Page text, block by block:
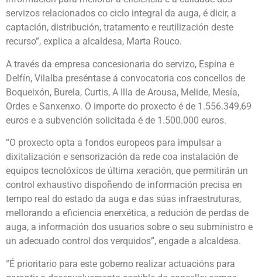
servizos relacionados co ciclo integral da auga, é dicir, a
captación, distribución, tratamento e reutilización deste
recurso”, explica a alcaldesa, Marta Rouco.
A través da empresa concesionaria do servizo, Espina e
Delfín, Vilalba preséntase á convocatoria cos concellos de
Boqueixón, Burela, Curtis, A Illa de Arousa, Melide, Mesía,
Ordes e Sanxenxo. O importe do proxecto é de 1.556.349,69
euros e a subvención solicitada é de 1.500.000 euros.
“O proxecto opta a fondos europeos para impulsar a
dixitalización e sensorización da rede coa instalación de
equipos tecnolóxicos de última xeración, que permitirán un
control exhaustivo dispoñendo de información precisa en
tempo real do estado da auga e das súas infraestruturas,
mellorando a eficiencia enerxética, a redución de perdas de
auga, a información dos usuarios sobre o seu subministro e
un adecuado control dos verquidos”, engade a alcaldesa.
“É prioritario para este goberno realizar actuacións para